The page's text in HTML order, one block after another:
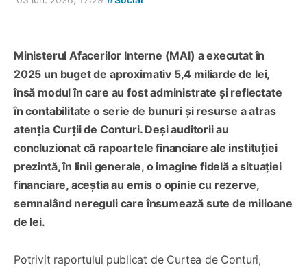
Ministerul Afacerilor Interne (MAI) a executat în
2025 un buget de aproximativ 5,4 miliarde de lei,
însă modul în care au fost administrate și reflectate
în contabilitate o serie de bunuri și resurse a atras
atenția Curții de Conturi. Deși auditorii au
concluzionat că rapoartele financiare ale instituției
prezintă, în linii generale, o imagine fidelă a situației
financiare, aceștia au emis o opinie cu rezerve,
semnalând nereguli care însumează sute de milioane
de lei.
Potrivit raportului publicat de Curtea de Conturi,